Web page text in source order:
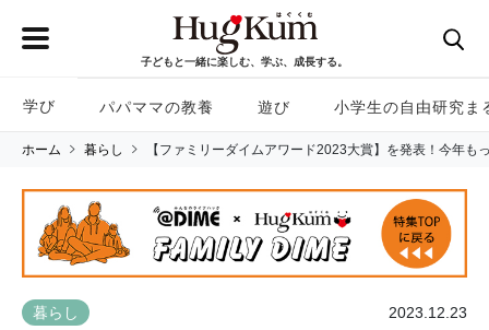
子どもと一緒に楽しむ、学ぶ、成長する。
学び パパママの教養 遊び 小学生の自由研究ま
ホーム 暮らし 【ファミリーダイムアワード2023大賞】を発表！今年も
暮らし 2023.12.23